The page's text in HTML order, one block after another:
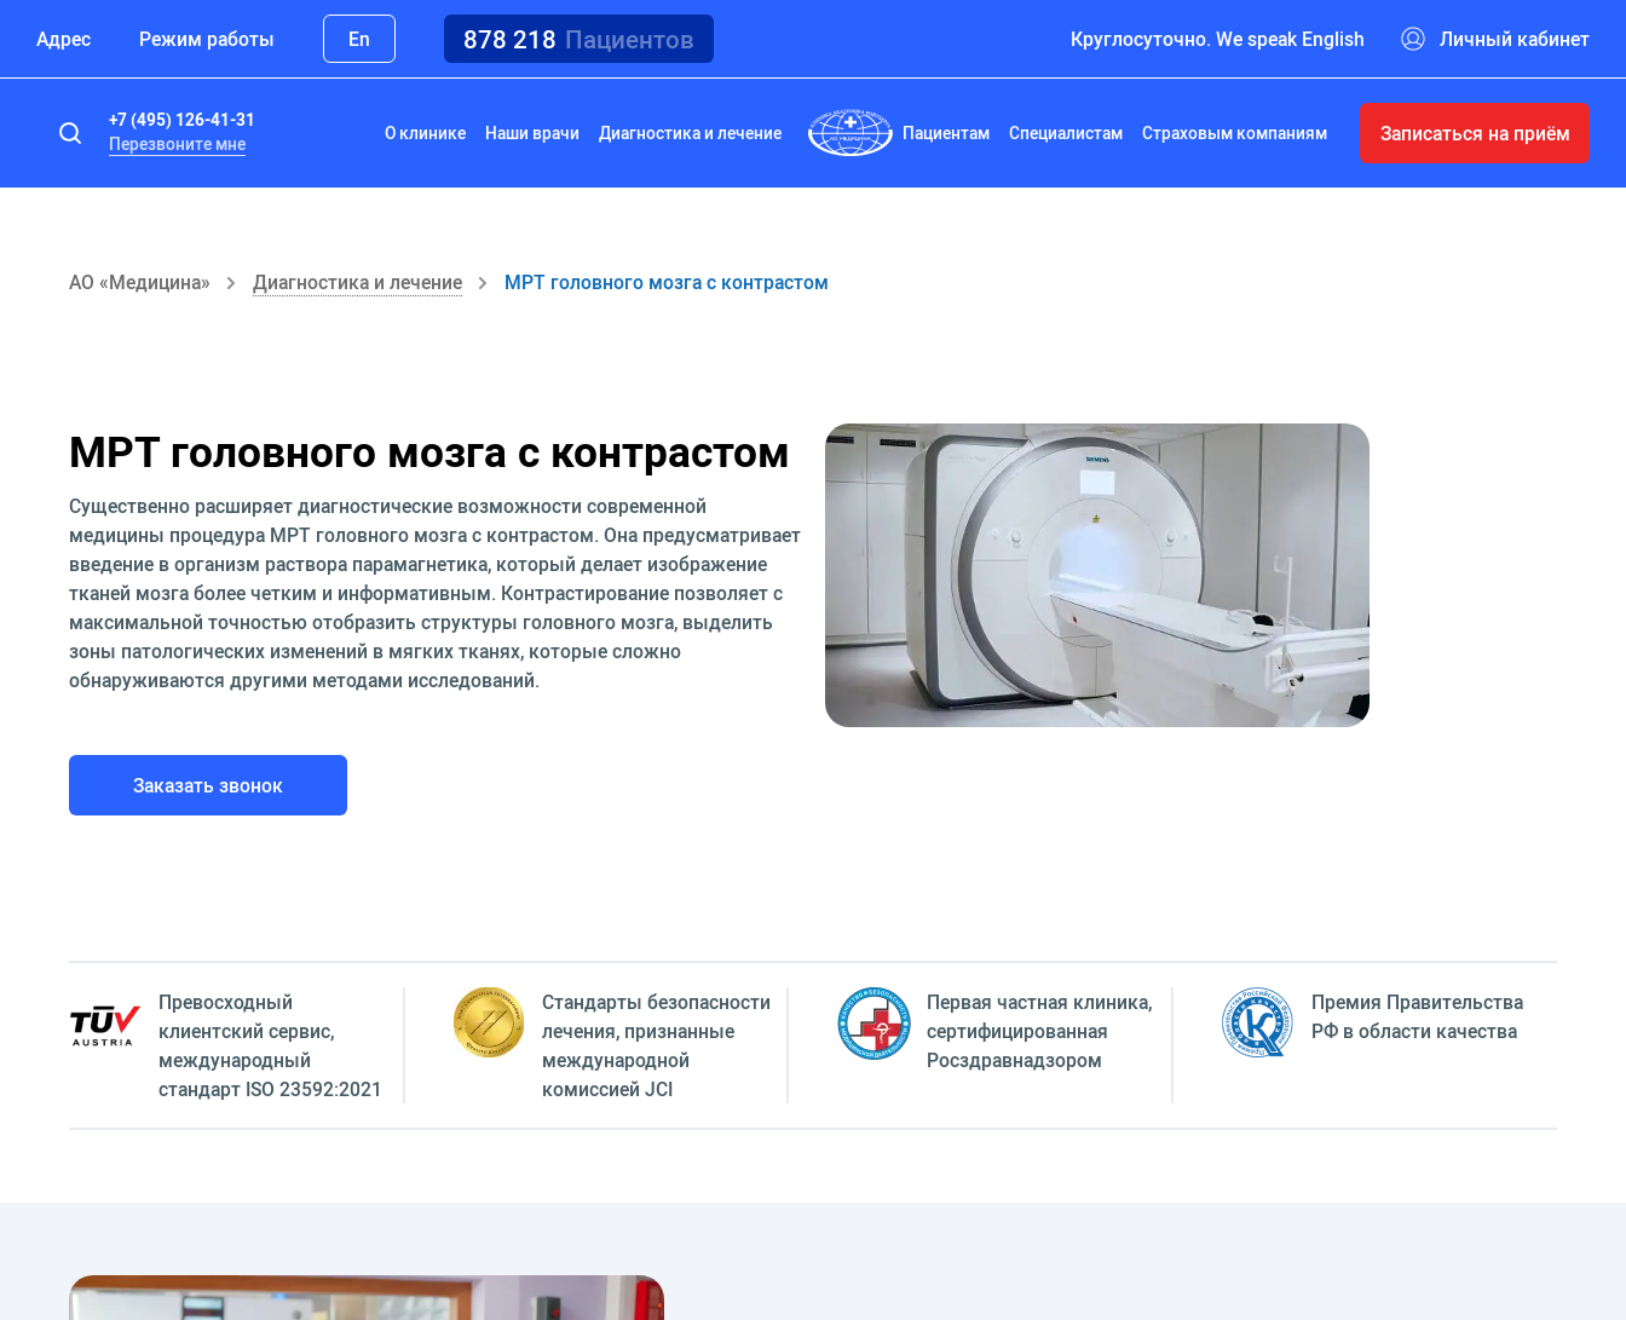
Адрес Режим работы En 878 218 Пациентов Круглосуточно. We speak English Личный кабинет
+7 (495) 126-41-31
Перезвоните мне
О клинике Наши врачи Диагностика и лечение Пациентам Специалистам Страховым компаниям Записаться на приём
АО «Медицина» Диагностика и лечение МРТ головного мозга с контрастом
МРТ головного мозга с контрастом
Существенно расширяет диагностические возможности современной
медицины процедура МРТ головного мозга с контрастом. Она предусматривает
введение в организм раствора парамагнетика, который делает изображение
тканей мозга более четким и информативным. Контрастирование позволяет с
максимальной точностью отобразить структуры головного мозга, выделить
зоны патологических изменений в мягких тканях, которые сложно
обнаруживаются другими методами исследований.
Заказать звонок
Превосходный
клиентский сервиc,
международный
стандарт ISO 23592:2021
Стандарты безопасности
лечения, признанные
международной
комиссией JCI
Первая частная клиника,
сертифицированная
Росздравнадзором
Премия Правительства
РФ в области качества